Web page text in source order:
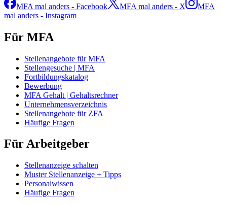
MFA mal anders - Facebook MFA mal anders - X
MFA
mal anders - Instagram
Für MFA
Stellenangebote für MFA
Stellengesuche | MFA
Fortbildungskatalog
Bewerbung
MFA Gehalt | Gehaltsrechner
Unternehmensverzeichnis
Stellenangebote für ZFA
Häufige Fragen
Für Arbeitgeber
Stellenanzeige schalten
Muster Stellenanzeige + Tipps
Personalwissen
Häufige Fragen